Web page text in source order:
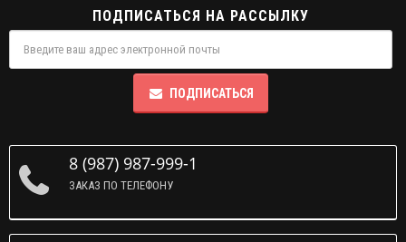
ПОДПИСАТЬСЯ НА РАССЫЛКУ
ПОДПИСАТЬСЯ
8 (987) 987-999-1
ЗАКАЗ ПО ТЕЛЕФОНУ